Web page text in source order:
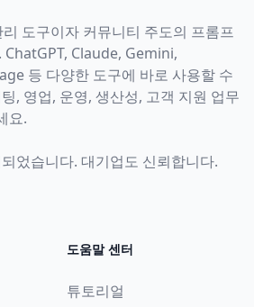
도구이자 커뮤니티 주도의 프롬프
Claude, Gemini,
등 다양한 도구에 바로 사용할 수
, 영업, 운영, 생산성, 고객 지원 업무
요.
었습니다. 대기업도 신뢰합니다.
도움말 센터
튜토리얼